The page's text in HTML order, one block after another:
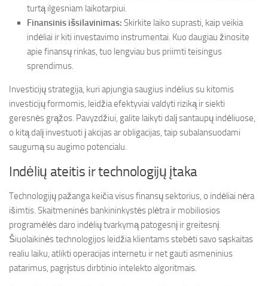
turtą ilgesniam laikotarpiui.
Finansinis išsilavinimas: Skirkite laiko suprasti, kaip veikia
indėliai ir kiti investavimo instrumentai. Kuo daugiau žinosite
apie finansų rinkas, tuo lengviau bus priimti teisingus
sprendimus.
Investicijų strategija, kuri apjungia saugius indėlius su kitomis
investicijų formomis, leidžia efektyviai valdyti riziką ir siekti
geresnės grąžos. Pavyzdžiui, galite laikyti dalį santaupų indėliuose,
o kitą dalį investuoti į akcijas ar obligacijas, taip subalansuodami
saugumą su augimo potencialu.
Indėlių ateitis ir technologijų įtaka
Technologijų pažanga keičia visus finansų sektorius, o indėliai nėra
išimtis. Skaitmeninės bankininkystės plėtra ir mobiliosios
programėlės daro indėlių tvarkymą patogesnį ir greitesnį.
Šiuolaikinės technologijos leidžia klientams stebėti savo sąskaitas
realiu laiku, atlikti operacijas internetu ir net gauti asmeninius
patarimus, pagrįstus dirbtinio intelekto algoritmais.